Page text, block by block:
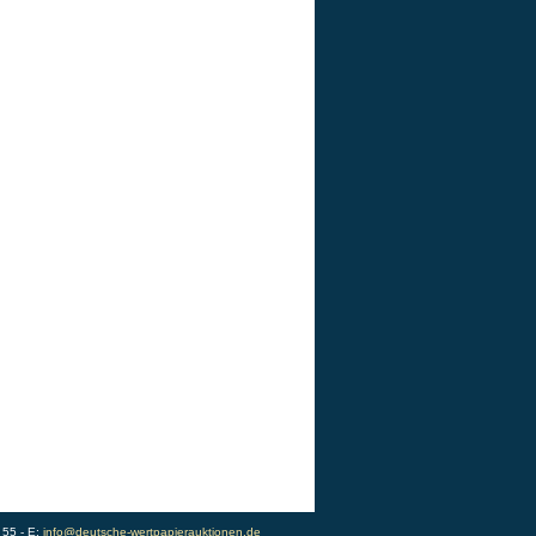
- E: info@deutsche-wertpapierauktionen.de